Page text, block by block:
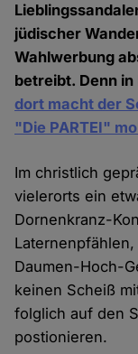
jüdischer
Wahlwerbung
betreibt. Denn
dort macht der
"Die PARTEI"
Im christlich
vielerorts ein
Dornenkranz-
Daumen-Hoch-
keinen Scheiß
folglich auf den
postionieren.